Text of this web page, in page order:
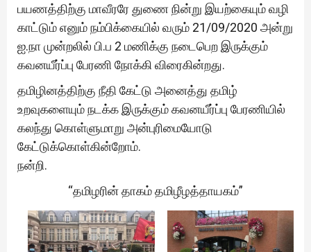
பயணத்திற்கு மாவீரரே துணை நின்று இயற்கையும் வழி
காட்டும் எனும் நம்பிக்கையில் வரும் 21/09/2020 அன்று
ஐ.நா முன்றலில் பி.ப 2 மணிக்கு நடைபெற இருக்கும்
கவனயீர்ப்பு பேரணி நோக்கி விரைகின்றது.
தமிழினத்திற்கு நீதி கேட்டு அனைத்து தமிழ்
உறவுகளையும் நடக்க இருக்கும் கவனயீர்ப்பு பேரணியில்
கலந்து கொள்ளுமாறு அன்புரிமையோடு
கேட்டுக்கொள்கின்றோம்.
நன்றி.
“தமிழரின் தாகம் தமிழீழத்தாயகம்”